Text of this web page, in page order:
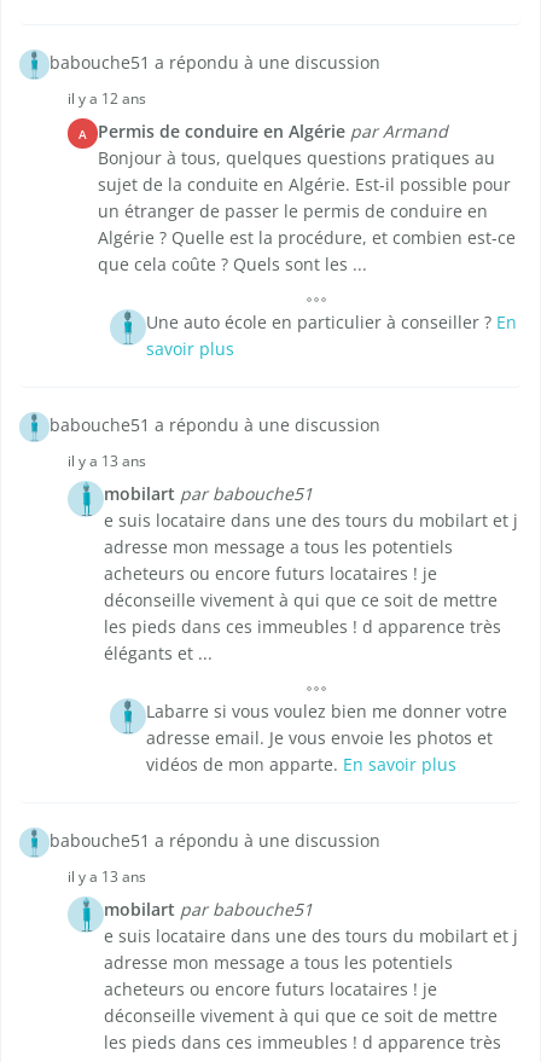
babouche51 a répondu à une discussion
il y a 12 ans
A Permis de conduire en Algérie par Armand
Bonjour à tous, quelques questions pratiques au
sujet de la conduite en Algérie. Est-il possible pour
un étranger de passer le permis de conduire en
Algérie ? Quelle est la procédure, et combien est-ce
que cela coûte ? Quels sont les ...
Une auto école en particulier à conseiller ? En
savoir plus
babouche51 a répondu à une discussion
il y a 13 ans
mobilart par babouche51
e suis locataire dans une des tours du mobilart et j
adresse mon message a tous les potentiels
acheteurs ou encore futurs locataires ! je
déconseille vivement à qui que ce soit de mettre
les pieds dans ces immeubles ! d apparence très
élégants et ...
Labarre si vous voulez bien me donner votre
adresse email. Je vous envoie les photos et
vidéos de mon apparte. En savoir plus
babouche51 a répondu à une discussion
il y a 13 ans
mobilart par babouche51
e suis locataire dans une des tours du mobilart et j
adresse mon message a tous les potentiels
acheteurs ou encore futurs locataires ! je
déconseille vivement à qui que ce soit de mettre
les pieds dans ces immeubles ! d apparence très